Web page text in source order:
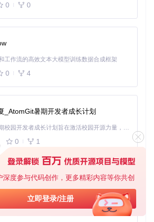
深度参与代码创作，更多精彩内容等你共创
立即登录/注册
签生成与编辑
签的PDF文件
"按钮进入书签编辑界面
加新书签
目标页面，设置书签位置
顺序
"按钮打开设置界面
阈值（建议5mm以上作为标题）
排除干扰文本
钮自动创建书签
0 0
工作流的高效文本大模型训练数据合成框架
0 4
_AtomGit暑期开发者成长计划
「源启盛夏」暑期校园开发者成长计划旨在激活校园开源力量，通过积分激励、认证扶持、资源倾斜等形式，引导高校组织和开发者完成「入驻 — 建项目 — 做贡献 — 获认证 — 得资源」的完整闭环。无论你是想带领社团入驻平台的组织者，还是希望用代码贡献证明自己的开发者，都能在这里找到属于你的成长路径。
0 1
基于Python的Xiaozhi AI，适用于想要完整Xiaozhi体验而无需拥有专用硬件的用户。
0 1